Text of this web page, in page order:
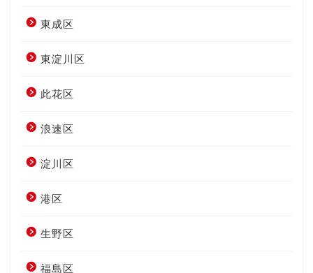
東成区
東淀川区
此花区
浪速区
淀川区
港区
生野区
福島区